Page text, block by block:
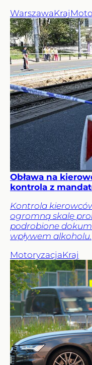
WarszawaKraj
Obława na
kontrola z
Kontrola
ogromną skalę
podrobione
wpływem alkoholu.
MotoryzacjaKraj